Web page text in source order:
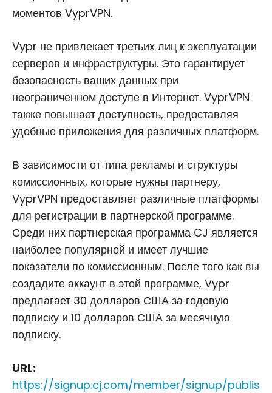
моментов VyprVPN.
Vypr не привлекает третьих лиц к эксплуатации
серверов и инфраструктуры. Это гарантирует
безопасность ваших данных при
неограниченном доступе в Интернет. VyprVPN
также повышает доступность, предоставляя
удобные приложения для различных платформ.
В зависимости от типа рекламы и структуры
комиссионных, которые нужны партнеру,
VyprVPN предоставляет различные платформы
для регистрации в партнерской программе.
Среди них партнерская программа CJ является
наиболее популярной и имеет лучшие
показатели по комиссионным. После того как вы
создадите аккаунт в этой программе, Vypr
предлагает 30 долларов США за годовую
подписку и 10 долларов США за месячную
подписку.
URL:
https://signup.cj.com/member/signup/publis